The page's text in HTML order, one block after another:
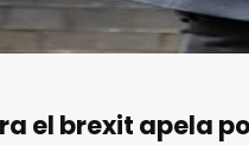
el brexit apela